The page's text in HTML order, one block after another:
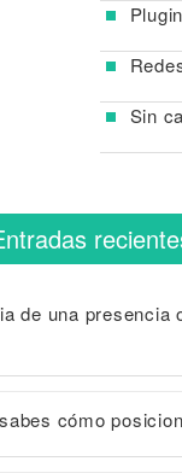
Sin
de una presencia
cómo